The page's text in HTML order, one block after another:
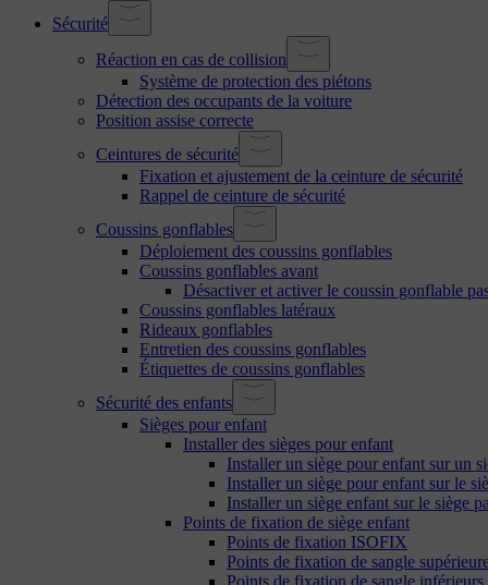
Sécurité
Réaction en cas de collision
Système de protection des piétons
Détection des occupants de la voiture
Position assise correcte
Ceintures de sécurité
Fixation et ajustement de la ceinture de sécurité
Rappel de ceinture de sécurité
Coussins gonflables
Déploiement des coussins gonflables
Coussins gonflables avant
Désactiver et activer le coussin gonflable
Coussins gonflables latéraux
Rideaux gonflables
Entretien des coussins gonflables
Étiquettes de coussins gonflables
Sécurité des enfants
Sièges pour enfant
Installer des sièges pour enfant
Installer un siège pour enfant sur un
Installer un siège pour enfant sur le
Installer un siège enfant sur le siège
Points de fixation de siège enfant
Points de fixation ISOFIX
Points de fixation de sangle
Points de fixation de sangle inférieurs